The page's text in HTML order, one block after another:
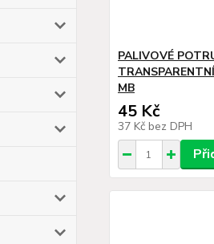
PALIVOVÉ
MB
45 Kč
37 Kč bez DPH